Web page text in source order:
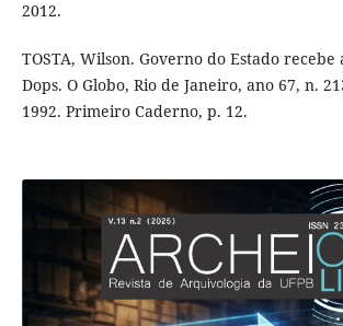
2012.
TOSTA, Wilson. Governo do Estado
Dops. O Globo, Rio de Janeiro, ano 67, n.
1992. Primeiro Caderno, p. 12.